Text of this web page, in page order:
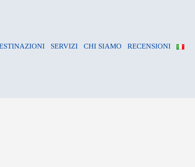
SERVIZI CHI SIAMO RECENSIONI